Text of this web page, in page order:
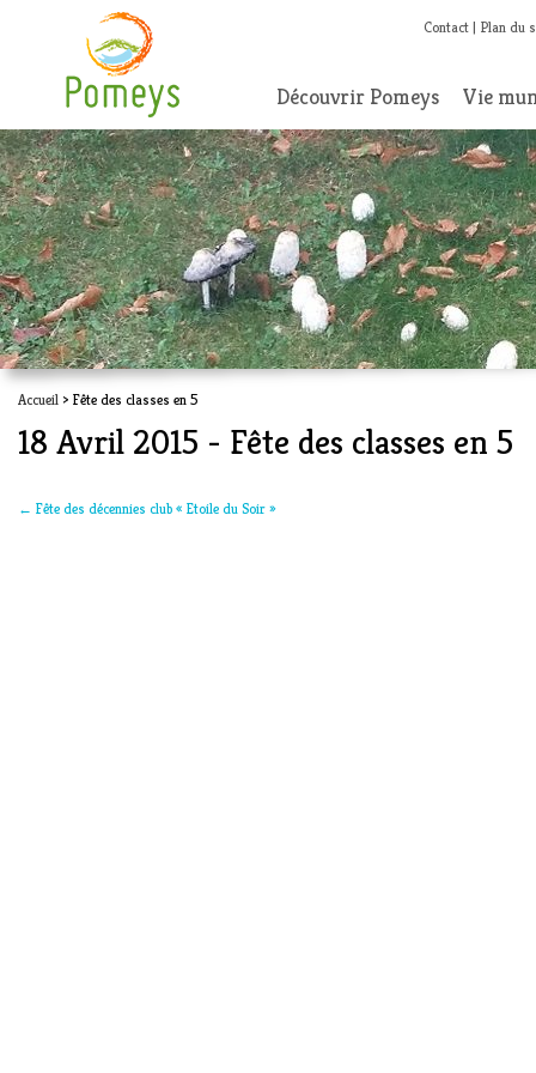
Contact Plan du
Découvrir Pomeys Vie
Accueil > Fête des classes en 5
18 Avril 2015 - Fête des classes en 5
← Fête des décennies club « Etoile du Soir »